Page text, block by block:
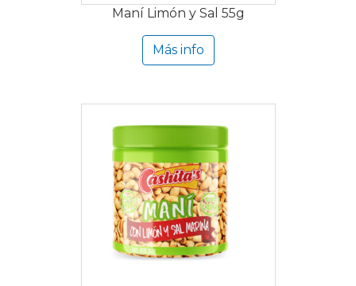
Maní Limón y Sal 55g
Más info